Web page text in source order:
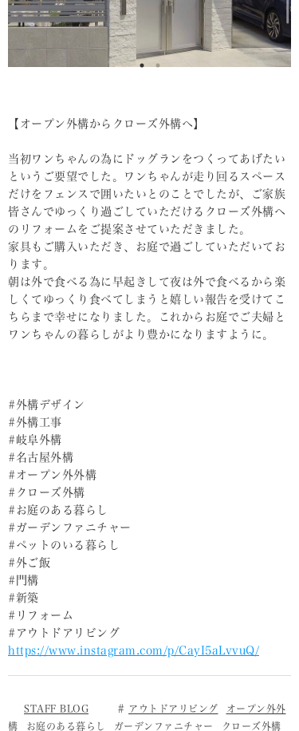
【オープン外構からクローズ外構へ】
当初ワンちゃんの為にドッグランをつくってあげたい
というご要望でした。ワンちゃんが走り回るスペース
だけをフェンスで囲いたいとのことでしたが、ご家族
皆さんでゆっくり過ごしていただけるクローズ外構へ
のリフォームをご提案させていただきました。
家具もご購入いただき、お庭で過ごしていただいてお
ります。
朝は外で食べる為に早起きして夜は外で食べるから楽
しくてゆっくり食べてしまうと嬉しい報告を受けてこ
ちらまで幸せになりました。これからお庭でご夫婦と
ワンちゃんの暮らしがより豊かになりますように。
#外構デザイン
#外構工事
#岐阜外構
#名古屋外構
#オープン外外構
#クローズ外構
#お庭のある暮らし
#ガーデンファニチャー
#ペットのいる暮らし
#外ご飯
#門構
#新築
#リフォーム
#アウトドアリビング
https://www.instagram.com/p/CayI5aLvvuQ/
STAFF BLOG アウトドアリビング
オープン外外
構
お庭のある暮らし ガーデンファニチャー クローズ外構